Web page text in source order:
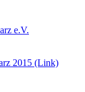
e.V.
2015 (Link)